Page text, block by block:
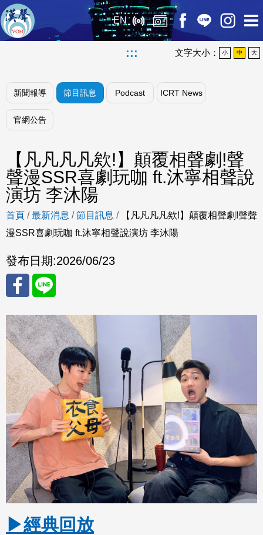
EN
::: 文字大小： 小 中 大
新聞報導 節目訊息 Podcast ICRT News
官網公告
【凡凡凡凡欸!】顛覆相聲劇!聲
聲漫SSR喜劇玩咖 ft.沐寧相聲說
演坊 李沐陽
首頁 /最新消息 /節目訊息 /
【凡凡凡凡欸!】顛覆相聲劇!聲聲
漫SSR喜劇玩咖 ft.沐寧相聲說演坊 李沐陽
發布日期:2026/06/23
分享
至
Fac
eBo
ok
分享
至
Line
▶經典回放